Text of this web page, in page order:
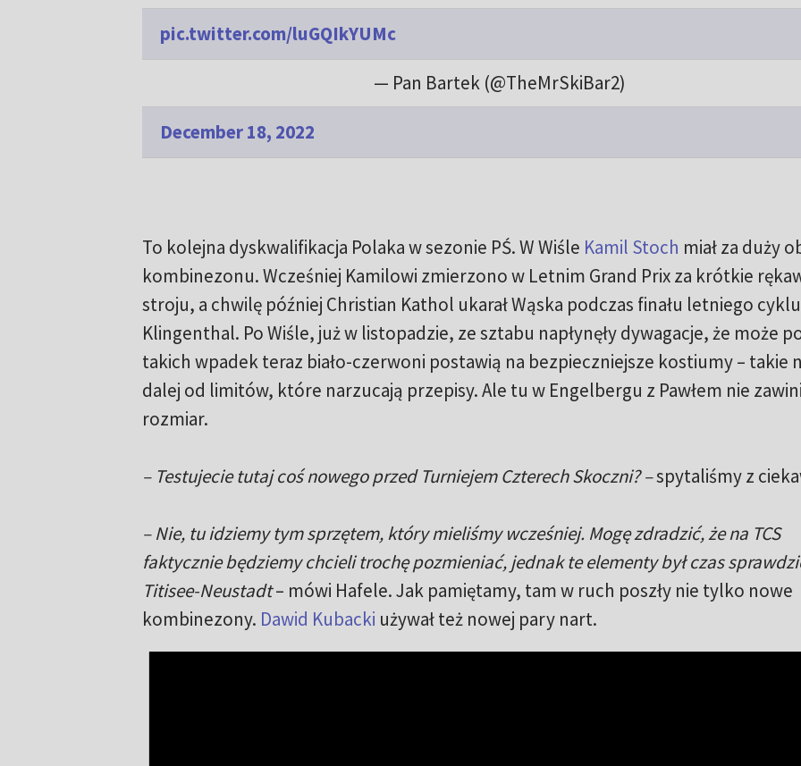
pic.twitter.com/luGQIkYUMc
— Pan Bartek (@TheMrSkiBar2)
December 18, 2022
To kolejna dyskwalifikacja Polaka w sezonie PŚ. W Wiśle Kamil Stoch miał za duży
kombinezonu. Wcześniej Kamilowi zmierzono w Letnim Grand Prix za krótkie
stroju, a chwilę później Christian Kathol ukarał Wąska podczas finału letniego
Klingenthal. Po Wiśle, już w listopadzie, ze sztabu napłynęły dywagacje, że może
takich wpadek teraz biało-czerwoni postawią na bezpieczniejsze kostiumy – takie
dalej od limitów, które narzucają przepisy. Ale tu w Engelbergu z Pawłem nie
rozmiar.
– Testujecie tutaj coś nowego przed Turniejem Czterech Skoczni? –spytaliśmy z
– Nie, tu idziemy tym sprzętem, który mieliśmy wcześniej. Mogę zdradzić, że na TCS
faktycznie będziemy chcieli trochę pozmieniać, jednak te elementy był czas
Titisee-Neustadt– mówi Hafele. Jak pamiętamy, tam w ruch poszły nie tylko nowe
kombinezony. Dawid Kubacki używał też nowej pary nart.